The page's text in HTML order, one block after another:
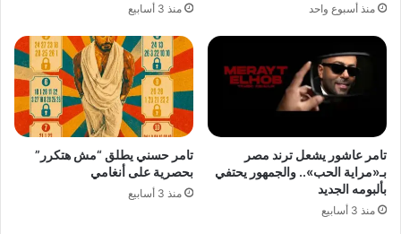
منذ أسبوع واحد منذ 3 أسابيع
تامر عاشور يشعل ترند مصر
بـ«مراية الحب».. والجمهور يحتفي
بألبومه الجديد
منذ 3 أسابيع
تامر حسني يطلق “مش هتكرر”
بحصرية على أنغامي
منذ 3 أسابيع